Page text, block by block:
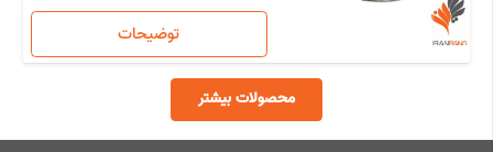
توضیحات
محصولات بیشتر